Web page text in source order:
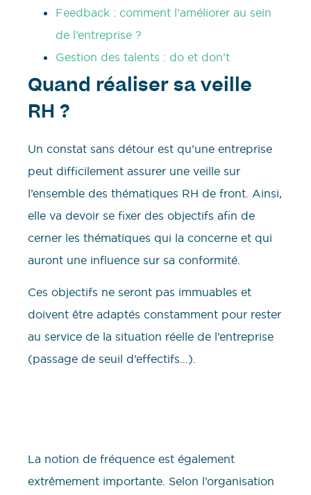
Feedback : comment l’améliorer au sein
de l’entreprise ?
Gestion des talents : do et don’t
Quand réaliser sa veille
RH ?
Un constat sans détour est qu’une entreprise
peut difficilement assurer une veille sur
l’ensemble des thématiques RH de front. Ainsi,
elle va devoir se fixer des objectifs afin de
cerner les thématiques qui la concerne et qui
auront une influence sur sa conformité.
Ces objectifs ne seront pas immuables et
doivent être adaptés constamment pour rester
au service de la situation réelle de l’entreprise
(passage de seuil d’effectifs…).
La notion de fréquence est également
extrêmement importante. Selon l’organisation